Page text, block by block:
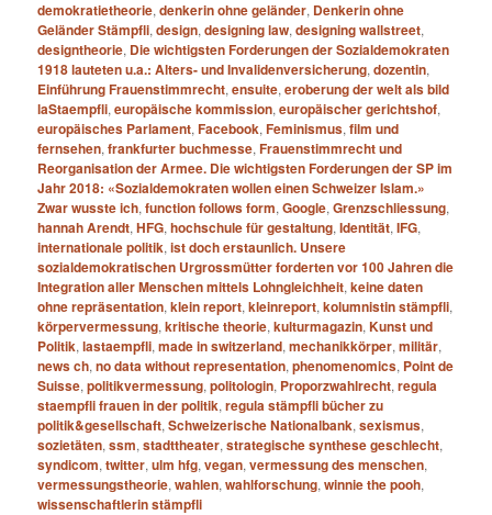
demokratietheorie,denkerin ohne geländer, Denkerin ohne
Geländer Stämpfli,design,designing law,designing wallstreet,
designtheorie, Die wichtigsten Forderungen der Sozialdemokraten
1918 lauteten u.a.: Alters- und Invalidenversicherung,dozentin,
Einführung Frauenstimmrecht,ensuite,eroberung der welt als bild
laStaempfli,europäische kommission,europäischer gerichtshof,
europäisches Parlament,Facebook,Feminismus,film und
fernsehen,frankfurter buchmesse,Frauenstimmrecht und
Reorganisation der Armee. Die wichtigsten Forderungen der SP im
Jahr 2018: «Sozialdemokraten wollen einen Schweizer Islam.»
Zwar wusste ich,function follows form,Google,Grenzschliessung,
hannah Arendt,HFG,hochschule für gestaltung,Identität,IFG,
internationale politik,ist doch erstaunlich. Unsere
sozialdemokratischen Urgrossmütter forderten vor 100 Jahren die
Integration aller Menschen mittels Lohngleichheit,keine daten
ohne repräsentation,klein report,kleinreport,kolumnistin stämpfli,
körpervermessung,kritische theorie,kulturmagazin,Kunst und
Politik,lastaempfli,made in switzerland,mechanikkörper,militär,
news ch,no data without representation,phenomenomics, Point de
Suisse,politikvermessung,politologin, Proporzwahlrecht,regula
staempfli frauen in der politik,regula stämpfli bücher zu
politik&gesellschaft,Schweizerische Nationalbank,sexismus,
sozietäten,ssm,stadttheater,strategische synthese geschlecht,
syndicom,twitter,ulm hfg,vegan,vermessung des menschen,
vermessungstheorie,wahlen,wahlforschung,winnie the pooh,
wissenschaftlerin stämpfli